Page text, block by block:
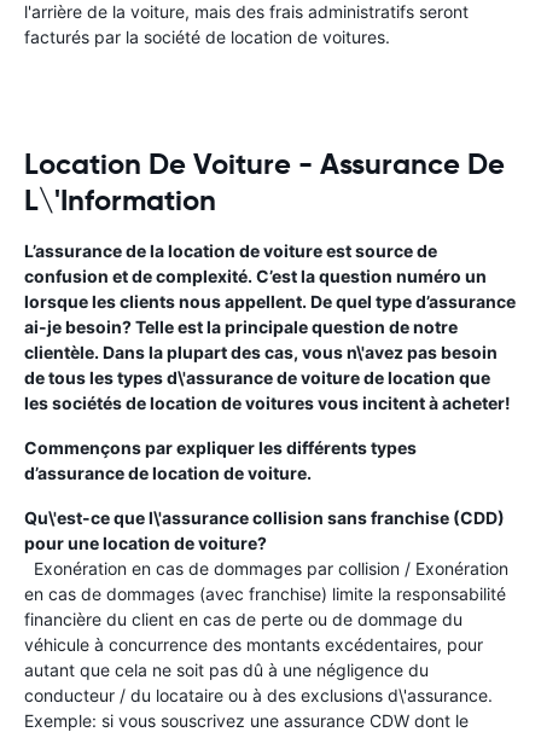
l'arrière de la voiture, mais des frais administratifs seront
facturés par la société de location de voitures.
Location De Voiture - Assurance De
L\'Information
L’assurance de la location de voiture est source de
confusion et de complexité. C’est la question numéro un
lorsque les clients nous appellent. De quel type d’assurance
ai-je besoin? Telle est la principale question de notre
clientèle. Dans la plupart des cas, vous n\'avez pas besoin
de tous les types d\'assurance de voiture de location que
les sociétés de location de voitures vous incitent à acheter!
Commençons par expliquer les différents types
d’assurance de location de voiture.
Qu\'est-ce que l\'assurance collision sans franchise (CDD)
pour une location de voiture?
Exonération en cas de dommages par collision / Exonération
en cas de dommages (avec franchise) limite la responsabilité
financière du client en cas de perte ou de dommage du
véhicule à concurrence des montants excédentaires, pour
autant que cela ne soit pas dû à une négligence du
conducteur / du locataire ou à des exclusions d\'assurance.
Exemple: si vous souscrivez une assurance CDW dont le